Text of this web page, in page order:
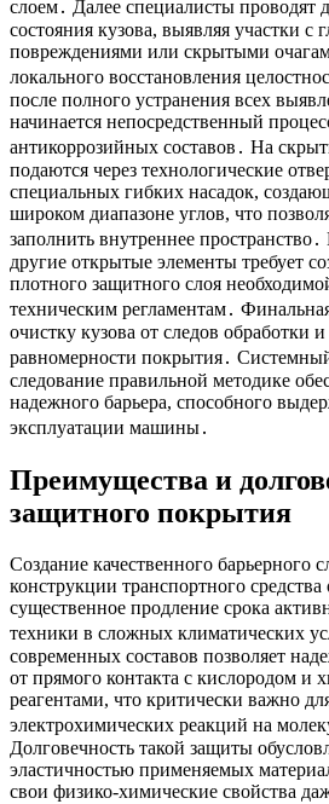
слоем․ Далее специалисты проводят
состояния кузова, выявляя участки с
повреждениями или скрытыми
локального восстановления
после полного устранения всех
начинается непосредственный
антикоррозийных составов․ На
подаются через технологические
специальных гибких насадок,
широком диапазоне углов, что
заполнить внутреннее
другие открытые элементы требует
плотного защитного слоя
техническим регламентам․
очистку кузова от следов обработки
равномерности покрытия․
следование правильной методике
надежного барьера, способного
эксплуатации машины․
Преимущества и
защитного покрытия
Создание качественного барьерного
конструкции транспортного средства
существенное продление срока
техники в сложных климатических
современных составов позволяет
от прямого контакта с кислородом и
реагентами, что критически важно
электрохимических реакций на
Долговечность такой защиты
эластичностью применяемых
свои физико-химические свойства